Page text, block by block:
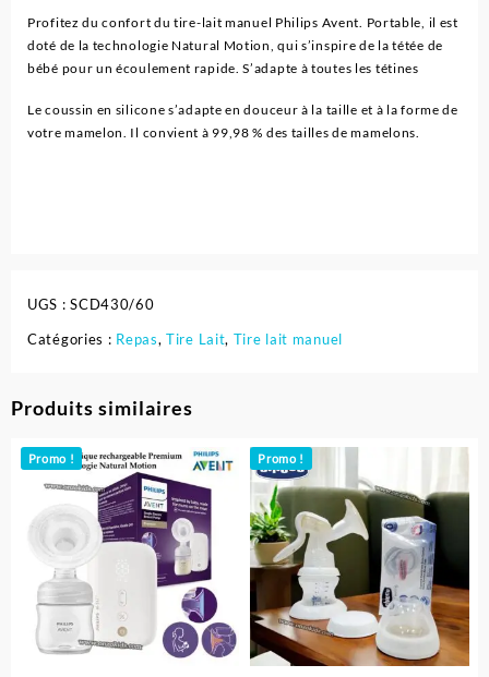
Profitez du confort du tire-lait manuel Philips Avent. Portable, il est
doté de la technologie Natural Motion, qui s’inspire de la tétée de
bébé pour un écoulement rapide. S’adapte à toutes les tétines
Le coussin en silicone s’adapte en douceur à la taille et à la forme de
votre mamelon. Il convient à 99,98 % des tailles de mamelons.
UGS :SCD430/60
Catégories : Repas,Tire Lait, Tire lait manuel
Produits similaires
Promo ! Promo !